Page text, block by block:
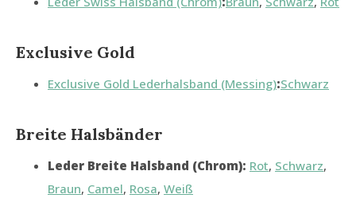
Exclusive Gold
Exclusive Gold Lederhalsband (Messing):Schwarz
Breite Halsbänder
Leder Breite Halsband (Chrom): Rot, Schwarz,
Braun, Camel, Rosa, Weiß